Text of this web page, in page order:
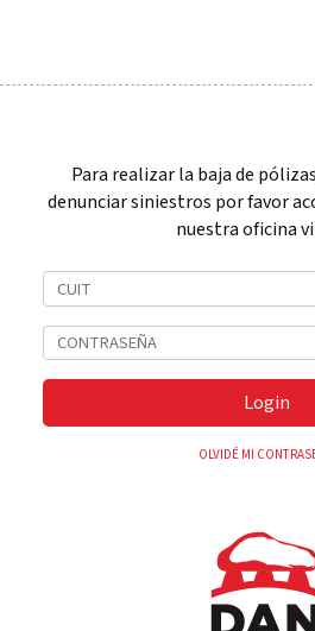
Para realizar la baja de
denunciar siniestros por favor
nuestra oficina
Login
OLVIDÉ MI